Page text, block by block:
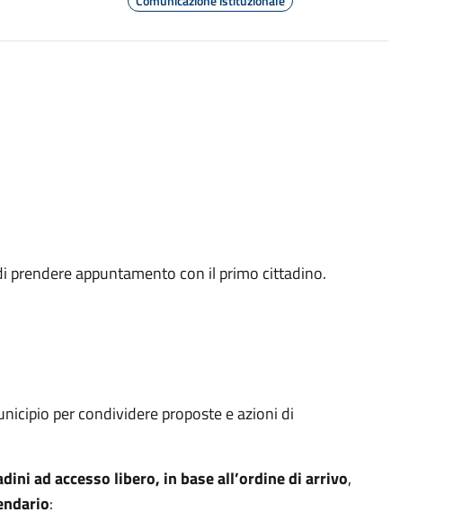
prendere appuntamento con il primo cittadino.
per condividere proposte e azioni di
ad accesso libero, in base all’ordine di arrivo,
: